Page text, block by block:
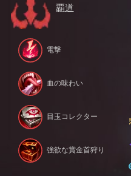
覇道
電撃
血の味わい
目玉コレクター
強欲な賞金首狩り